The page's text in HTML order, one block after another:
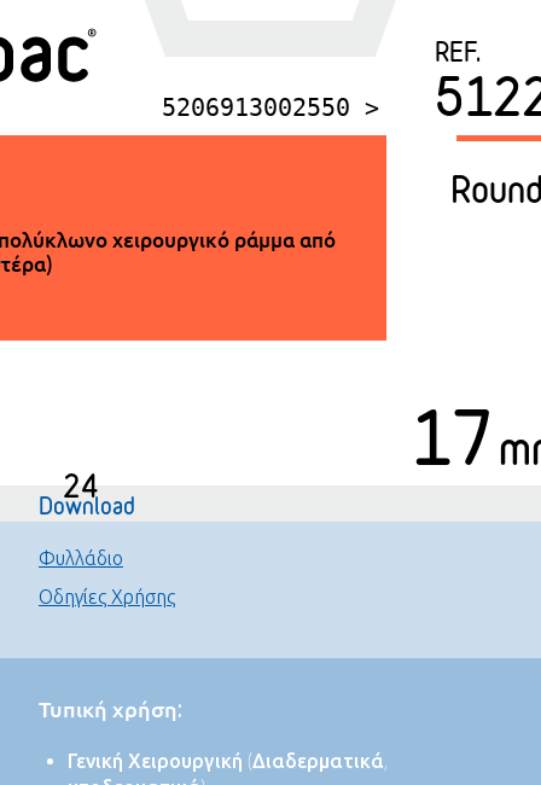
5206913002550 >
REF.
17
χειρουργικό ράμμα από
24
Download
Φυλλάδιο
Οδηγίες Χρήσης
Τυπική χρήση:
Γενική Χειρουργική (Διαδερματικά,